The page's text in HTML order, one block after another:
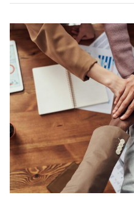
Kultūra
Bizness
Video
Vieta